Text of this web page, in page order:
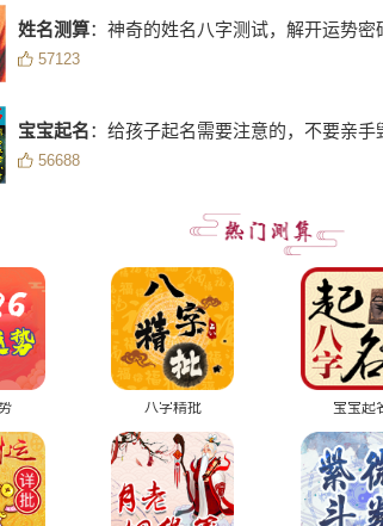
姓名测算：神奇的姓名八字测试，解开运势密
57123
宝宝起名：给孩子起名需要注意的，不要亲手
56688
八字精批 宝宝起